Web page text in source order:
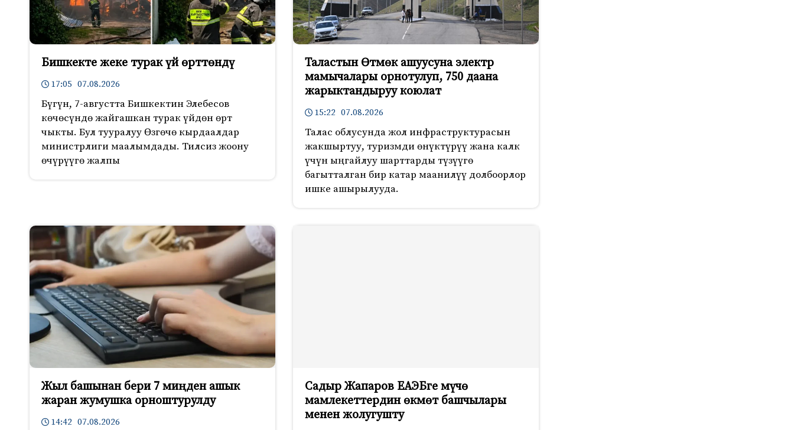
Бишкекте жеке турак үй өрттөндү
17:05 07.08.2026
Бүгүн, 7-августта Бишкектин Элебесов
көчөсүндө жайгашкан турак үйдөн өрт
чыкты. Бул тууралуу Өзгөчө кырдаалдар
министрлиги маалымдады. Тилсиз жоону
өчүрүүгө жалпы
Таластын Өтмөк ашуусуна электр
мамычалары орнотулуп, 750 даана
жарыктандыруу коюлат
15:22 07.08.2026
Талас облусунда жол инфраструктурасын
жакшыртуу, туризмди өнүктүрүү жана калк
үчүн ыңгайлуу шарттарды түзүүгө
багытталган бир катар маанилүү долбоорлор
ишке ашырылууда.
Жыл башынан бери 7 миңден ашык
жаран жумушка орноштурулду
14:42 07.08.2026
Садыр Жапаров ЕАЭБге мүчө
мамлекеттердин өкмөт башчылары
менен жолугушту